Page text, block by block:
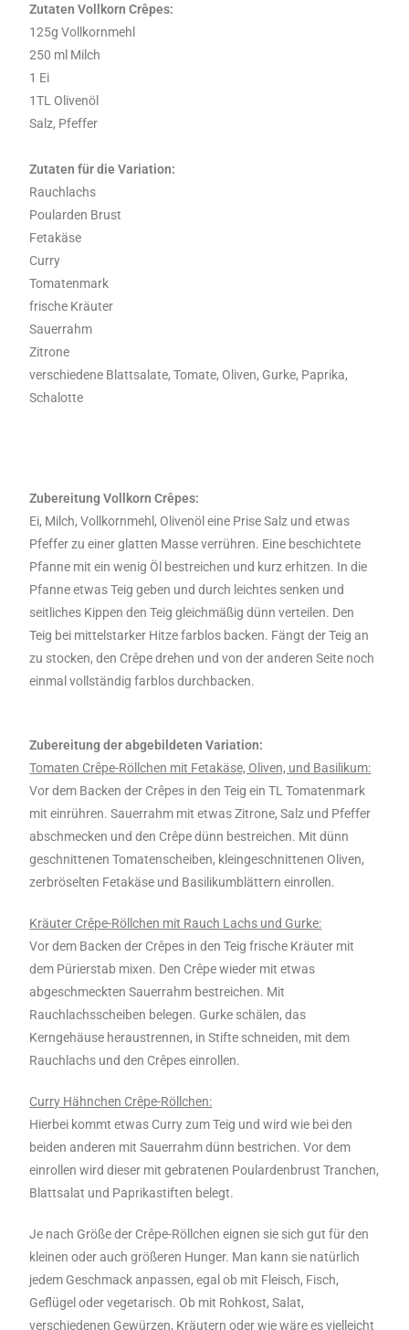
Zutaten Vollkorn Crêpes:
125g Vollkornmehl
250 ml Milch
1 Ei
1TL Olivenöl
Salz, Pfeffer
Zutaten für die Variation:
Rauchlachs
Poularden Brust
Fetakäse
Curry
Tomatenmark
frische Kräuter
Sauerrahm
Zitrone
verschiedene Blattsalate, Tomate, Oliven, Gurke, Paprika,
Schalotte
Zubereitung Vollkorn Crêpes:
Ei, Milch, Vollkornmehl, Olivenöl eine Prise Salz und etwas
Pfeffer zu einer glatten Masse verrühren. Eine beschichtete
Pfanne mit ein wenig Öl bestreichen und kurz erhitzen. In die
Pfanne etwas Teig geben und durch leichtes senken und
seitliches Kippen den Teig gleichmäßig dünn verteilen. Den
Teig bei mittelstarker Hitze farblos backen. Fängt der Teig an
zu stocken, den Crêpe drehen und von der anderen Seite noch
einmal vollständig farblos durchbacken.
Zubereitung der abgebildeten Variation:
Tomaten Crêpe-Röllchen mit Fetakäse, Oliven, und Basilikum:
Vor dem Backen der Crêpes in den Teig ein TL Tomatenmark
mit einrühren. Sauerrahm mit etwas Zitrone, Salz und Pfeffer
abschmecken und den Crêpe dünn bestreichen. Mit dünn
geschnittenen Tomatenscheiben, kleingeschnittenen Oliven,
zerbröselten Fetakäse und Basilikumblättern einrollen.
Kräuter Crêpe-Röllchen mit Rauch Lachs und Gurke:
Vor dem Backen der Crêpes in den Teig frische Kräuter mit
dem Pürierstab mixen. Den Crêpe wieder mit etwas
abgeschmeckten Sauerrahm bestreichen. Mit
Rauchlachsscheiben belegen. Gurke schälen, das
Kerngehäuse heraustrennen, in Stifte schneiden, mit dem
Rauchlachs und den Crêpes einrollen.
Curry Hähnchen Crêpe-Röllchen:
Hierbei kommt etwas Curry zum Teig und wird wie bei den
beiden anderen mit Sauerrahm dünn bestrichen. Vor dem
einrollen wird dieser mit gebratenen Poulardenbrust Tranchen,
Blattsalat und Paprikastiften belegt.
Je nach Größe der Crêpe-Röllchen eignen sie sich gut für den
kleinen oder auch größeren Hunger. Man kann sie natürlich
jedem Geschmack anpassen, egal ob mit Fleisch, Fisch,
Geflügel oder vegetarisch. Ob mit Rohkost, Salat,
verschiedenen Gewürzen, Kräutern oder wie wäre es vielleicht